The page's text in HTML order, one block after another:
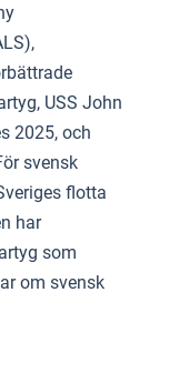
USS John
2025, och
svensk
flotta
har
som
om svensk